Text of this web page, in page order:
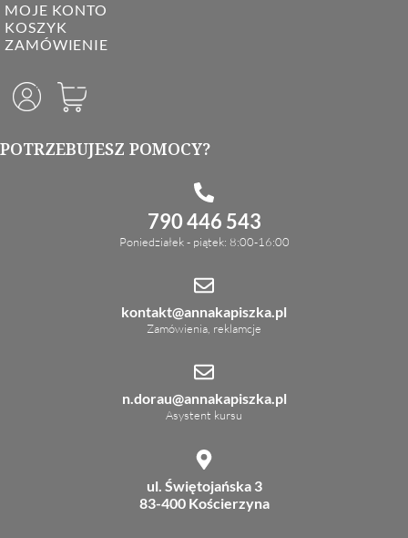
MOJE KONTO
KOSZYK
ZAMÓWIENIE
POTRZEBUJESZ POMOCY?
790 446 543
Poniedziałek - piątek: 8:00-16:00
kontakt@annakapiszka.pl
Zamówienia, reklamcje
n.dorau@annakapiszka.pl
Asystent kursu
ul. Świętojańska 3
83-400 Kościerzyna